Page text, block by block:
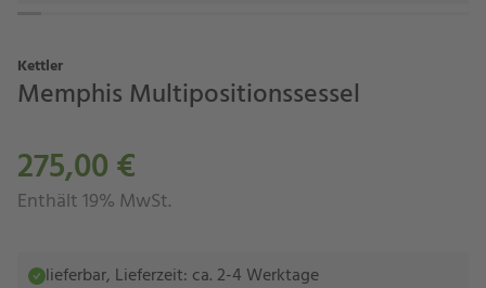
Kettler
Memphis Multipositionssessel
275,00 €
Enthält 19% MwSt.
lieferbar, Lieferzeit: ca. 2-4 Werktage